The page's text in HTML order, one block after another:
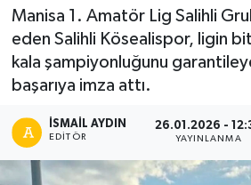
Manisa 1. Amatör Lig Salihli
eden Salihli Kösealispor, ligin
kala şampiyonluğunu
başarıya imza attı.
İSMAIL AYDIN
EDITÖR
26.01.2026 -
YAYINLANMA
RESMİ REKLAM